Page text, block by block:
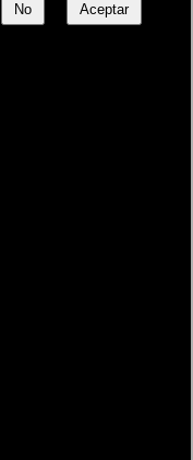
No Aceptar